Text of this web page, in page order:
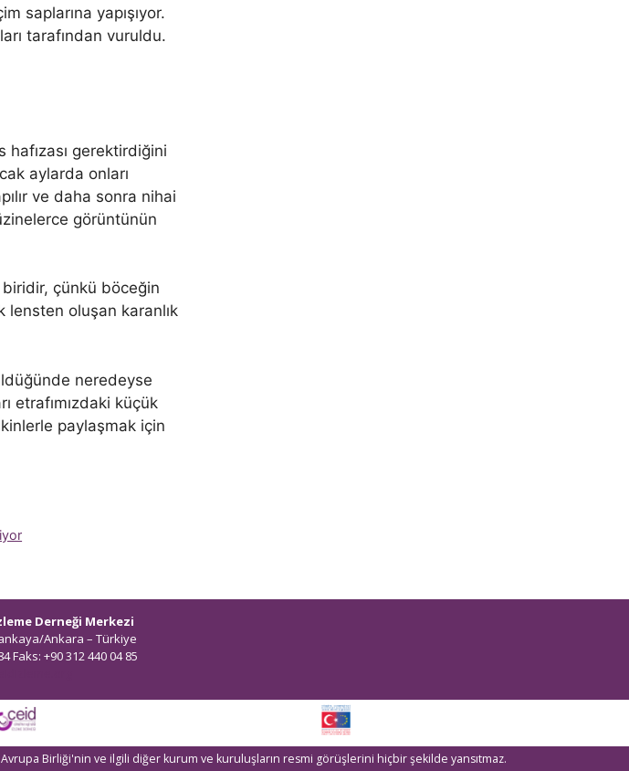
saplarına yapışıyor.
tarafından vuruldu.
hafızası gerektirdiğini
aylarda onları
ve daha sonra nihai
görüntünün
biridir, çünkü böceğin
oluşan karanlık
neredeyse
etrafımızdaki küçük
paylaşmak için
Derneği Merkezi
Ankara – Türkiye
Faks: +90 312 440 04 85
Birliği'nin ve ilgili diğer kurum ve kuruluşların resmi görüşlerini hiçbir şekilde yansıtmaz.